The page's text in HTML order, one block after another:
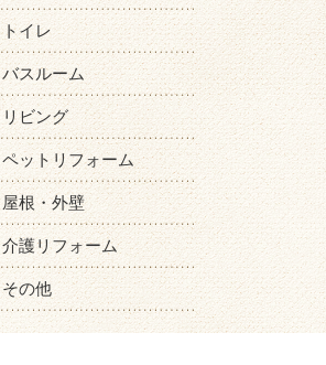
トイレ
バスルーム
リビング
ペットリフォーム
屋根・外壁
介護リフォーム
その他